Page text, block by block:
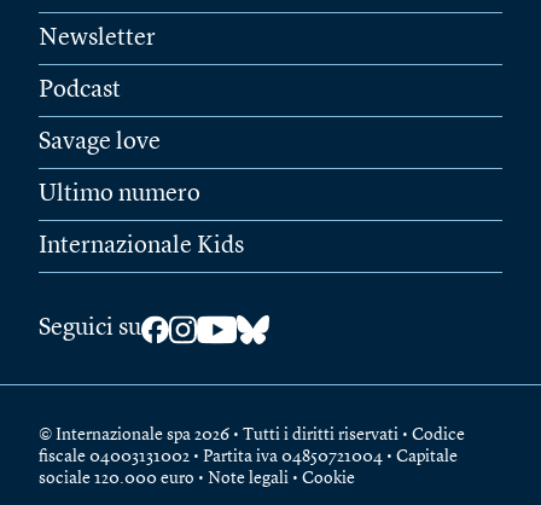
Newsletter
Podcast
Savage love
Ultimo numero
Internazionale Kids
Seguici su
© Internazionale spa 2026 • Tutti i diritti riservati • Codice
fiscale 04003131002 • Partita iva 04850721004 • Capitale
sociale 120.000 euro • Note legali • Cookie